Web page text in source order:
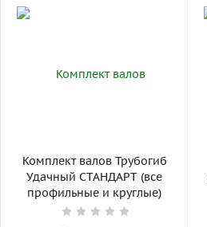
Комплект валов Трубогиб
Удачный СТАНДАРТ (все
профильные и круглые)